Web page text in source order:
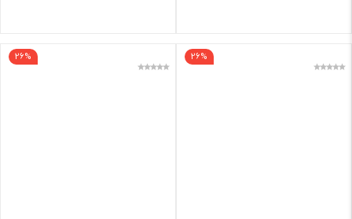
26%
26%